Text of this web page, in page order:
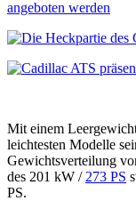
Mit einem
leichtesten Modelle
Gewichtsverteilung
des 201 kW / 273 PS
PS.